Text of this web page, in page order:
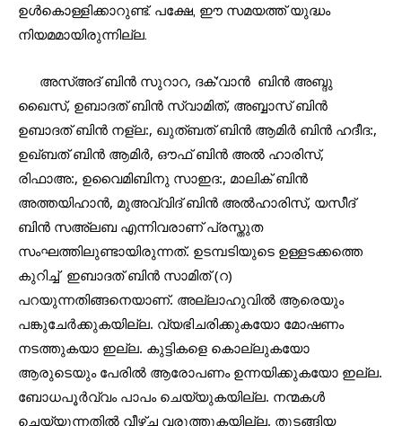
ഉൾകൊള്ളിക്കാറുണ്ട്. പക്ഷേ, ഈ സമയത്ത് യുദ്ധം
നിയമമായിരുന്നില്ല.
ഖൈസ്, ഉബാദത് ബിൻ സ്വാമിത്, അബ്ബാസ് ബിൻ
ഉബാദത് ബിൻ നള്ല:, ഖുത്ബത് ബിൻ ആമിർ ബിൻ ഹദീദ:,
ഉഖ്ബത് ബിൻ ആമിർ, ഔഫ് ബിൻ അൽ ഹാരിസ്,
രിഫാഅ:, ഉവൈമിബിനു സാഇദ:, മാലിക് ബിൻ
അത്തയിഹാൻ, മുഅവ്വിദ് ബിൻ അൽഹാരിസ്, യസീദ്
ബിൻ സഅ്ലബ എന്നിവരാണ് പ്രസ്തുത
സംഘത്തിലുണ്ടായിരുന്നത്. ഉടമ്പടിയുടെ ഉള്ളടക്കത്തെ
കുറിച്ച്  ഇബാദത് ബിൻ സാമിത് (റ)
പറയുന്നതിങ്ങനെയാണ്. അല്ലാഹുവിൽ ആരെയും
പങ്കുചേർക്കുകയില്ല. വ്യഭിചരിക്കുകയോ മോഷണം
നടത്തുകയാ ഇല്ല. കുട്ടികളെ കൊല്ലുകയോ
ആരുടെയും പേരിൽ ആരോപണം ഉന്നയിക്കുകയോ ഇല്ല.
ബോധപൂർവ്വം പാപം ചെയ്യുകയില്ല. നന്മകൾ
ചെയ്യുന്നതിൽ വീഴ്ച വരുത്തുകയില്ല. തുടങ്ങിയ